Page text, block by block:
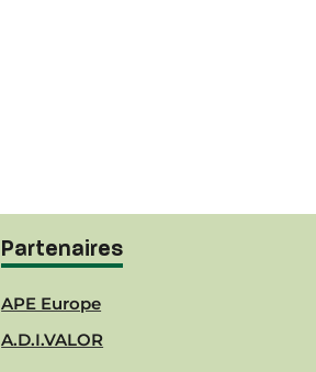
Partenaires
APE Europe
A.D.I.VALOR